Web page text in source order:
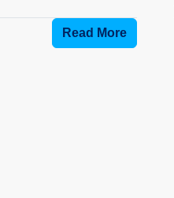
Read More